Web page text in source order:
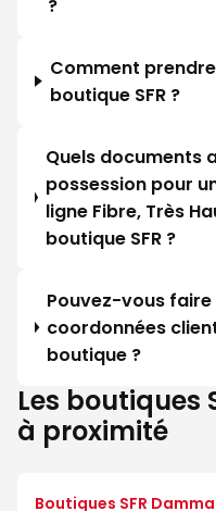
?
Comment
boutique SFR ?
Quels documents
possession pour
ligne Fibre, Très
boutique SFR ?
Pouvez-vous
coordonnées
boutique ?
Les boutiques
à proximité
Boutiques SFR